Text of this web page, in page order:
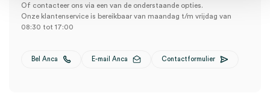
Of contacteer ons via een van de onderstaande opties.
Onze klantenservice is bereikbaar van maandag t/m vrijdag van
08:30 tot 17:00
Bel Anca E-mail Anca Contactformulier